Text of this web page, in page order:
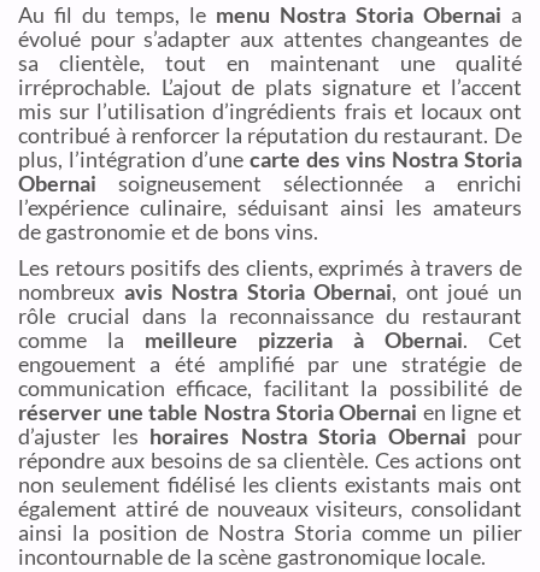
Au fil du temps, le menu Nostra Storia Obernai a
évolué pour s’adapter aux attentes changeantes de
sa clientèle, tout en maintenant une qualité
irréprochable. L’ajout de plats signature et l’accent
mis sur l’utilisation d’ingrédients frais et locaux ont
contribué à renforcer la réputation du restaurant. De
plus, l’intégration d’une carte des vins Nostra Storia
Obernai soigneusement sélectionnée a enrichi
l’expérience culinaire, séduisant ainsi les amateurs
de gastronomie et de bons vins.
Les retours positifs des clients, exprimés à travers de
nombreux avis Nostra Storia Obernai, ont joué un
rôle crucial dans la reconnaissance du restaurant
comme la meilleure pizzeria à Obernai. Cet
engouement a été amplifié par une stratégie de
communication efficace, facilitant la possibilité de
réserver une table Nostra Storia Obernai en ligne et
d’ajuster les horaires Nostra Storia Obernai pour
répondre aux besoins de sa clientèle. Ces actions ont
non seulement fidélisé les clients existants mais ont
également attiré de nouveaux visiteurs, consolidant
ainsi la position de Nostra Storia comme un pilier
incontournable de la scène gastronomique locale.